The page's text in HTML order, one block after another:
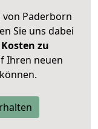
Paderborn
Sie uns dabei
zu
Ihren neuen